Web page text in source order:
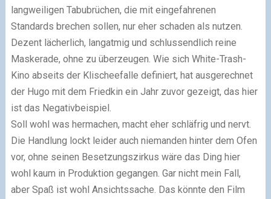
langweiligen Tabubrüchen, die mit eingefahrenen
Standards brechen sollen, nur eher schaden als nutzen.
Dezent lächerlich, langatmig und schlussendlich reine
Maskerade, ohne zu überzeugen. Wie sich White-Trash-
Kino abseits der Klischeefalle definiert, hat ausgerechnet
der Hugo mit dem Friedkin ein Jahr zuvor gezeigt, das hier
ist das Negativbeispiel.
Soll wohl was hermachen, macht eher schläfrig und nervt.
Die Handlung lockt leider auch niemanden hinter dem Ofen
vor, ohne seinen Besetzungszirkus wäre das Ding hier
wohl kaum in Produktion gegangen. Gar nicht mein Fall,
aber Spaß ist wohl Ansichtssache. Das könnte den Film